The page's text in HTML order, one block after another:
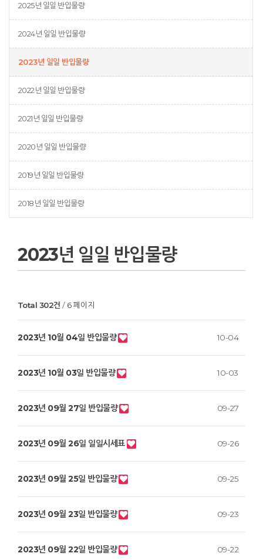
2025년 일일 반입물량
2024년 일일 반입물량
2023년 일일 반입물량
2022년 일일 반입물량
2021년 일일 반입물량
2020년 일일 반입물량
2019년 일일 반입물량
2018년 일일 반입물량
2023년 일일 반입물량
Total 302건 6 페이지
2023년 10월 04일 반입물량 10-04
2023년 10월 03일 반입물량 10-03
2023년 09월 27일 반입물량 09-27
2023년 09월 26일 일일시세표 09-26
2023년 09월 25일 반입물량 09-25
2023년 09월 23일 반입물량 09-23
2023년 09월 22일 반입물량 09-22